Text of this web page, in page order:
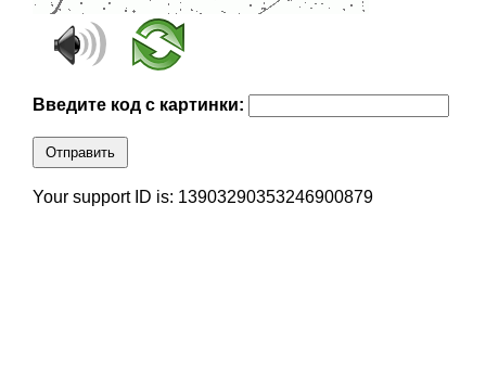
Введите код с картинки:
Отправить
Your support ID is: 13903290353246900879